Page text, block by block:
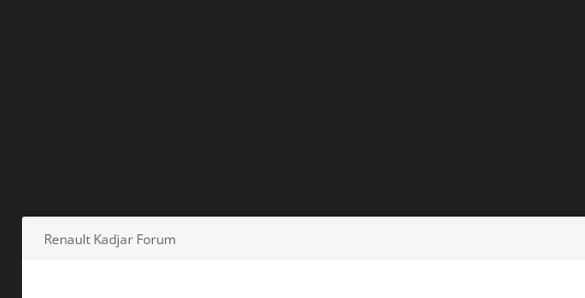
Renault Kadjar Forum